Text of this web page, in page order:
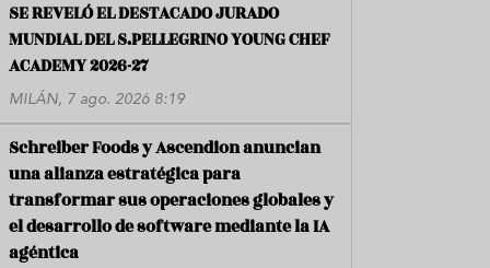
SE REVELÓ EL DESTACADO JURADO
MUNDIAL DEL S.PELLEGRINO YOUNG CHEF
ACADEMY 2026-27
MILÁN, 7 ago. 2026 8:19
Schreiber Foods y Ascendion anuncian
una alianza estratégica para
transformar sus operaciones globales y
el desarrollo de software mediante la IA
agéntica